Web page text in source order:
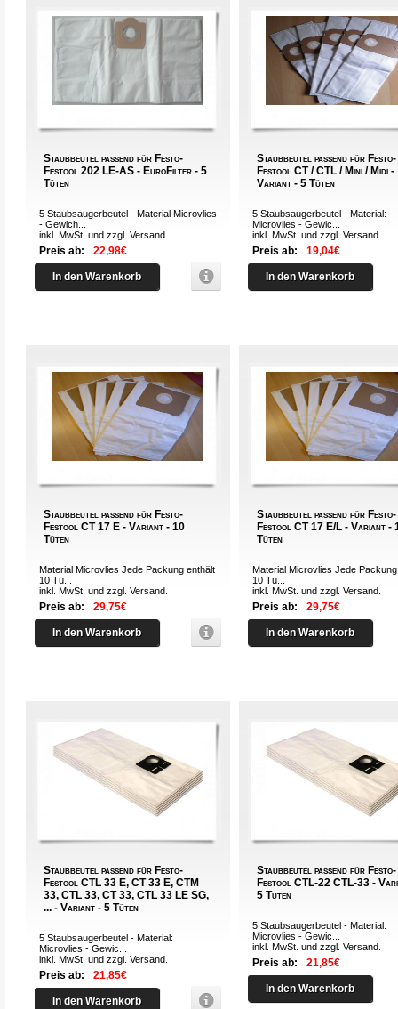
Staubbeutel passend für Festo-
Festool 202 LE-AS - EuroFilter - 5
Tüten
5 Staubsaugerbeutel - Material Microvlies
- Gewich...
inkl. MwSt. und zzgl.Versand
Preis ab: 22,98€
In den Warenkorb
Staubbeutel passend für Festo-
Festool CT / CTL / Mini / Midi -
Variant - 5 Tüten
5 Staubsaugerbeutel - Material:
Microvlies - Gewic...
inkl. MwSt. und zzgl.Versand
Preis ab: 19,04€
In den Warenkorb
Staubbeutel passend für Festo-
Festool CT 17 E - Variant - 10
Tüten
Material Microvlies Jede Packung enthält
10 Tü...
inkl. MwSt. und zzgl.Versand
Preis ab: 29,75€
In den Warenkorb
Staubbeutel passend für Festo-
Festool CT 17 E/L - Variant -
Tüten
Material Microvlies Jede
10 Tü...
inkl. MwSt. und zzgl.Versand
Preis ab: 29,75€
In den Warenkorb
Staubbeutel passend für Festo-
Festool CTL 33 E, CT 33 E, CTM
33, CTL 33, CT 33, CTL 33 LE SG,
... - Variant - 5 Tüten
5 Staubsaugerbeutel - Material:
Microvlies - Gewic...
inkl. MwSt. und zzgl.Versand
Preis ab: 21,85€
In den Warenkorb
Staubbeutel passend für Festo-
Festool CTL-22 CTL-33 -
5 Tüten
5 Staubsaugerbeutel - Material:
Microvlies - Gewic...
inkl. MwSt. und zzgl.Versand
Preis ab: 21,85€
In den Warenkorb